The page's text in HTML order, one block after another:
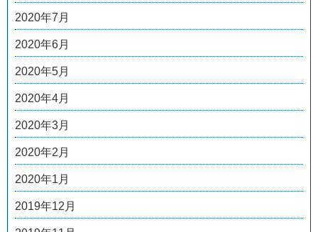
2020年7月
2020年6月
2020年5月
2020年4月
2020年3月
2020年2月
2020年1月
2019年12月